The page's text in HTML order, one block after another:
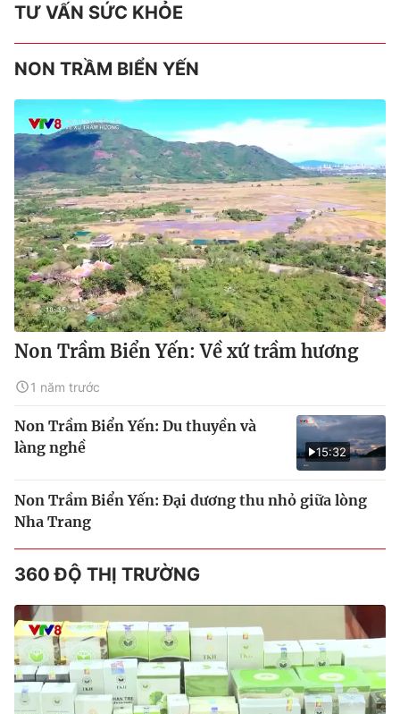
TƯ VẤN SỨC KHỎE
NON TRẦM BIỂN YẾN
Non Trầm Biển Yến: Về xứ trầm hương
1 năm trước
15:32
Non Trầm Biển Yến: Du thuyền và
làng nghề
Non Trầm Biển Yến: Đại dương thu nhỏ giữa lòng
Nha Trang
360 ĐỘ THỊ TRƯỜNG